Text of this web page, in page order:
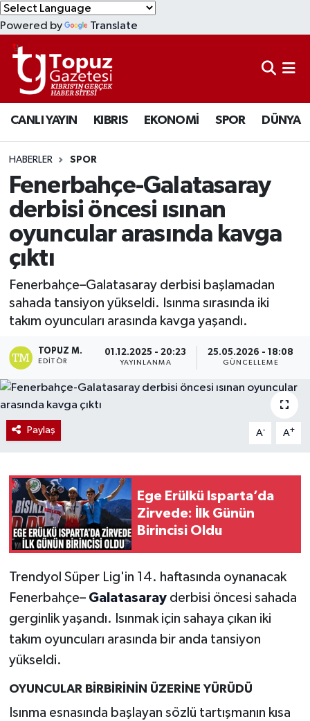
Powered by Translate
CANLI YAYIN KIBRIS EKONOMİ SPOR DÜNYA
HABERLER SPOR
Fenerbahçe-Galatasaray
derbisi öncesi ısınan
oyuncular arasında kavga
çıktı
Fenerbahçe–Galatasaray derbisi başlamadan
sahada tansiyon yükseldi. Isınma sırasında iki
takım oyuncuları arasında kavga yaşandı.
TOPUZ M.
EDITÖR
01.12.2025 - 20:23
YAYINLANMA
25.05.2026 - 18:08
GÜNCELLEME
Paylaş A- A+
Ege Erülkü Isparta’da
Zirvede: İlk Günün
Birincisi Oldu
Trendyol Süper Lig'in 14. haftasında oynanacak
Fenerbahçe– Galatasarayderbisi öncesi sahada
gerginlik yaşandı. Isınmak için sahaya çıkan iki
takım oyuncuları arasında bir anda tansiyon
yükseldi.
OYUNCULAR BİRBİRİNİN ÜZERİNE YÜRÜDÜ
Isınma esnasında başlayan sözlü tartışmanın kısa
KIBRIS
DÜNYA
EKONOMİ
MAGAZİN
SAĞLIK
SPOR
TEKNOLOJİ
TÜRKİYE
Lefkoşa Nöbetçi Eczaneler
Lefkoşa Hava Durumu
Lefkoşa Trafik Yoğunluk Haritası
Süper Lig Puan Durumu ve Fikstür
Tüm Manşetler
Son Dakika Haberleri
Haber Arşivi